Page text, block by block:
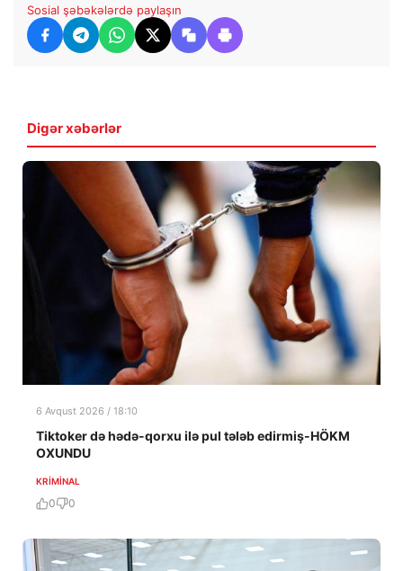
Sosial şəbəkələrdə paylaşın
Digər xəbərlər
6 Avqust 2026 / 18:10
Tiktoker də hədə-qorxu ilə pul tələb edirmiş-HÖKM
OXUNDU
KRIMINAL
0 0